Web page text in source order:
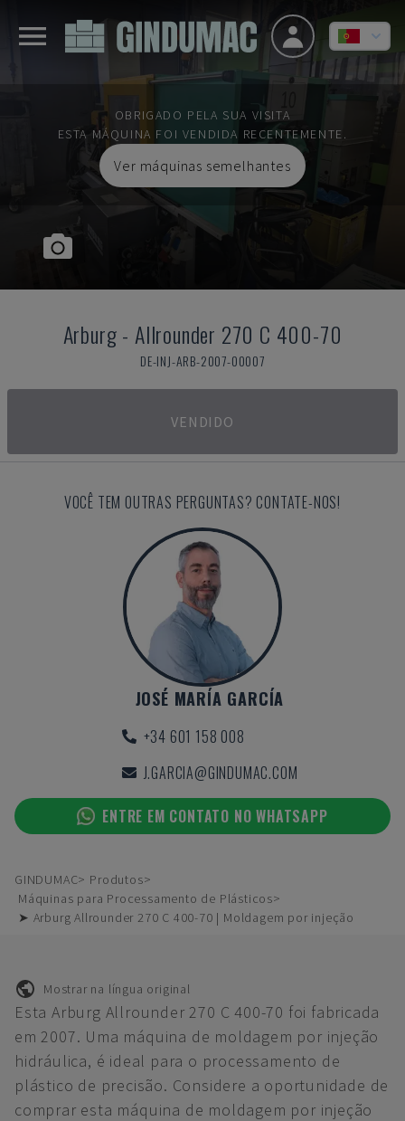
OBRIGADO PELA SUA VISITA
ESTA MÁQUINA FOI VENDIDA RECENTEMENTE.
Ver máquinas semelhantes
Arburg- Allrounder 270 C 400-70
DE-INJ-ARB-2007-00007
VENDIDO
VOCÊ TEM OUTRAS PERGUNTAS? CONTATE-NOS!
JOSÉ MARÍA GARCÍA
+34 601 158 008
J.GARCIA@GINDUMAC.COM
ENTRE EM CONTATO NO WHATSAPP
GINDUMAC
Produtos
Máquinas para Processamento de Plásticos
➤ Arburg Allrounder 270 C 400-70 | Moldagem por injeção
Mostrar na língua original
Esta Arburg Allrounder 270 C 400-70 foi fabricada
em 2007. Uma máquina de moldagem por injeção
hidráulica, é ideal para o processamento de
plástico de precisão. Considere a oportunidade de
comprar esta máquina de moldagem por injeção